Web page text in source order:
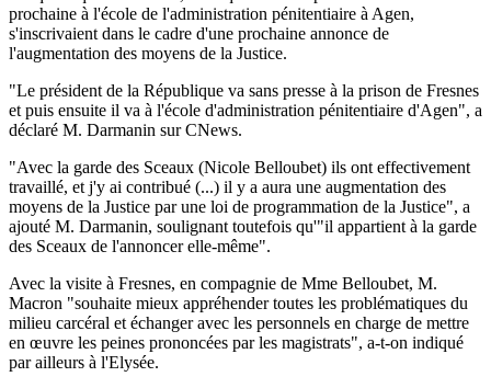
prochaine à l'école de l'administration pénitentiaire à Agen,
s'inscrivaient dans le cadre d'une prochaine annonce de
l'augmentation des moyens de la Justice.
"Le président de la République va sans presse à la prison de Fresnes
et puis ensuite il va à l'école d'administration pénitentiaire d'Agen", a
déclaré M. Darmanin sur CNews.
"Avec la garde des Sceaux (Nicole Belloubet) ils ont effectivement
travaillé, et j'y ai contribué (...) il y a aura une augmentation des
moyens de la Justice par une loi de programmation de la Justice", a
ajouté M. Darmanin, soulignant toutefois qu'"il appartient à la garde
des Sceaux de l'annoncer elle-même".
Avec la visite à Fresnes, en compagnie de Mme Belloubet, M.
Macron "souhaite mieux appréhender toutes les problématiques du
milieu carcéral et échanger avec les personnels en charge de mettre
en œuvre les peines prononcées par les magistrats", a-t-on indiqué
par ailleurs à l'Elysée.